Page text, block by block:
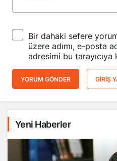
Bir dahaki sefere
üzere adımı, e-posta
adresimi bu tarayıcıya
YORUM GÖNDER GIRIŞ
Yeni Haberler